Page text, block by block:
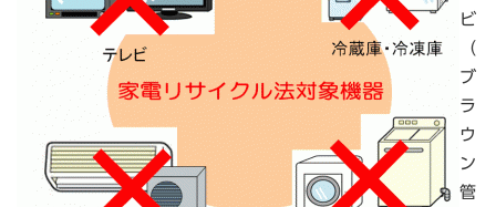
ビ
（
ブ
ラ
ウ
ン
管